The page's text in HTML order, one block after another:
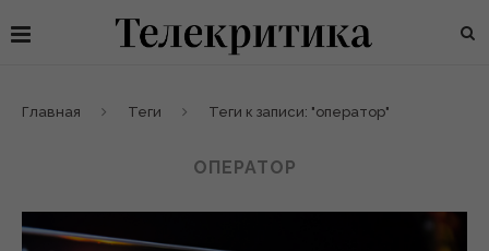
Главная Теги Теги к записи: "оператор"
ОПЕРАТОР